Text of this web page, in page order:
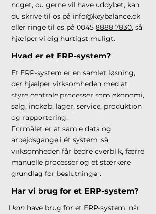
noget, du gerne vil have uddybet, kan
du skrive til os på info@keybalance.dk
eller ringe til os på 0045 8888 7830, så
hjælper vi dig hurtigst muligt.
Hvad er et ERP-system?
Et ERP-system er en samlet løsning,
der hjælper virksomheden med at
styre centrale processer som økonomi,
salg, indkøb, lager, service, produktion
og rapportering.
Formålet er at samle data og
arbejdsgange i ét system, så
virksomheden får bedre overblik, færre
manuelle processer og et stærkere
grundlag for beslutninger.
Har vi brug for et ERP-system?
I kan have brug for et ERP-system, når